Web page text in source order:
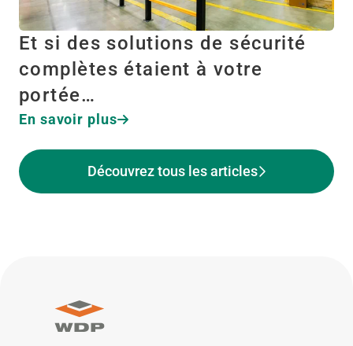
Et si des solutions de sécurité
complètes étaient à votre
portée…
En savoir plus
Découvrez tous les articles